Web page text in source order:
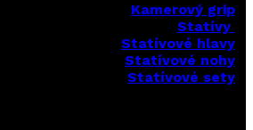
Kamerový grip
Statívy
Statívové hlavy
Statívové nohy
Statívové sety